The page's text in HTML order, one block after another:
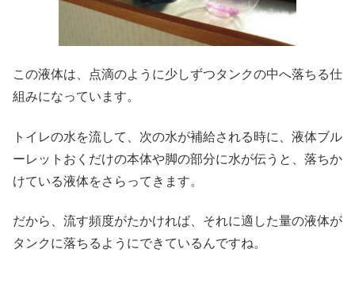
この液体は、点滴のように少しずつタンクの中へ落ちる仕
組みになっています。
トイレの水を流して、次の水が補給される時に、液体ブル
ーレットおくだけの本体や脚の部分に水が伝うと、落ちか
けている液体をさらってきます。
だから、流す頻度がたかければ、それに適した量の液体が
タンクに落ちるようにできているんですね。